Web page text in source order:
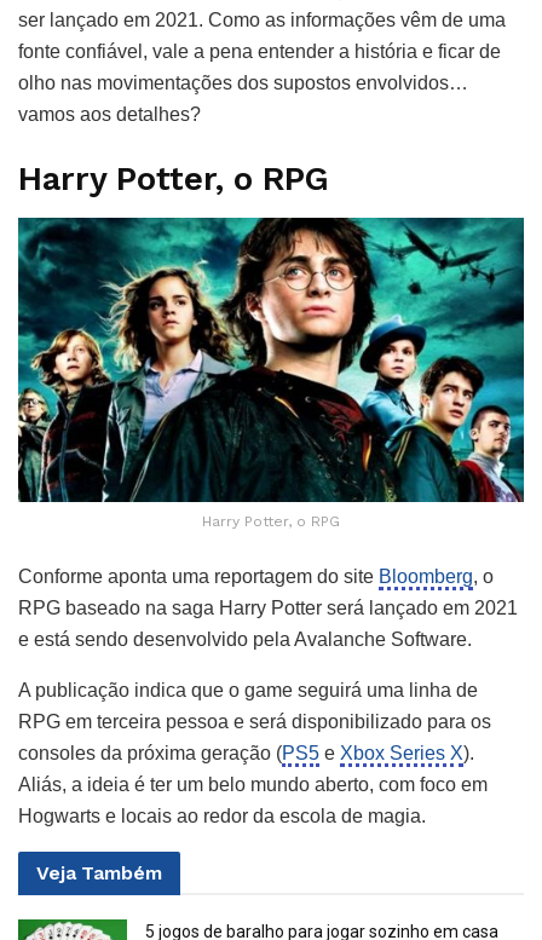
ser lançado em 2021. Como as informações vêm de uma
fonte confiável, vale a pena entender a história e ficar de
olho nas movimentações dos supostos envolvidos…
vamos aos detalhes?
Harry Potter, o RPG
Harry Potter, o RPG
Conforme aponta uma reportagem do site Bloomberg, o
RPG baseado na saga Harry Potter será lançado em 2021
e está sendo desenvolvido pela Avalanche Software.
A publicação indica que o game seguirá uma linha de
RPG em terceira pessoa e será disponibilizado para os
consoles da próxima geração (PS5 e Xbox Series X).
Aliás, a ideia é ter um belo mundo aberto, com foco em
Hogwarts e locais ao redor da escola de magia.
Veja Também
5 jogos de baralho para jogar sozinho em casa